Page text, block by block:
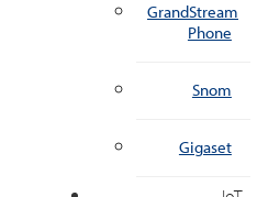
GrandStream
Phone
Snom
Gigaset